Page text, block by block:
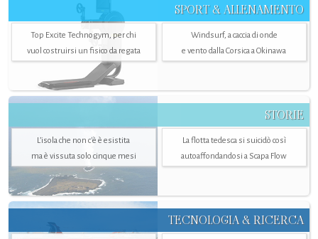
SPORT & ALLENAMENTO
Top Excite Technogym, per chi
vuol costruirsi un fisico da regata
Windsurf, a caccia di onde
e vento dalla Corsica a Okinawa
STORIE
L’isola che non c'è è esistita
ma è vissuta solo cinque mesi
La flotta tedesca si suicidò così
autoaffondandosi a Scapa Flow
TECNOLOGIA & RICERCA